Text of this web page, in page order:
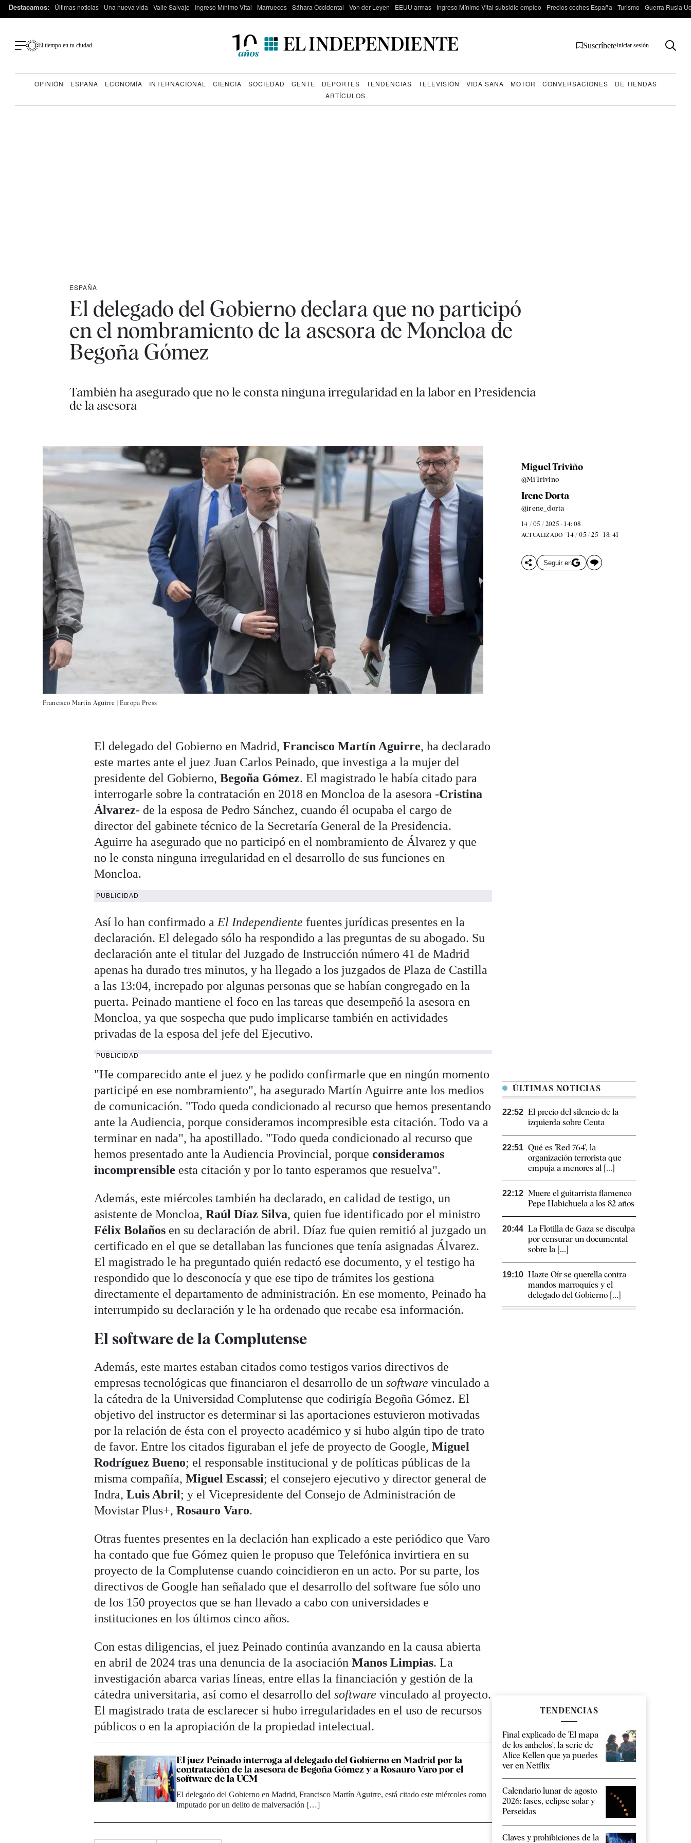
Destacamos: Últimas noticias Una nueva vida Valle Salvaje Ingreso Mínimo Vital Marruecos Sáhara Occidental Von der Leyen EEUU armas Ingreso Mínimo Vital subsidio empleo Precios coches España Turismo Guerra Rusia
El tiempo en tu ciudad SuscríbeteIniciar sesión
OPINIÓN ESPAÑA ECONOMÍA INTERNACIONAL CIENCIA SOCIEDAD GENTE DEPORTES TENDENCIAS TELEVISIÓN VIDA SANA MOTOR CONVERSACIONES
DE TIENDAS
ARTÍCULOS
ESPAÑA
El delegado del Gobierno declara que no participó
en el nombramiento de la asesora de Moncloa de
Begoña Gómez
También ha asegurado que no le consta ninguna irregularidad en la labor en Presidencia
de la asesora
Francisco Martín Aguirre | Europa Press
Miguel Triviño
@MiTrivino
Irene Dorta
@irene_dorta
14 / 05 / 2025 - 14: 08
ACTUALIZADO 14 / 05 / 25 - 18: 41
Seguir en
El delegado del Gobierno en Madrid,Francisco Martín Aguirre, ha declarado
este martes ante el juez Juan Carlos Peinado, que investiga a la mujer del
presidente del Gobierno,Begoña Gómez. El magistrado le había citado para
interrogarle sobre la contratación en 2018 en Moncloa de la asesora -Cristina
Álvarez- de la esposa de Pedro Sánchez, cuando él ocupaba el cargo de
director del gabinete técnico de la Secretaría General de la Presidencia.
Aguirre ha asegurado que no participó en el nombramiento de Álvarez y que
no le consta ninguna irregularidad en el desarrollo de sus funciones en
Moncloa.
PUBLICIDAD
Así lo han confirmado a El Independiente fuentes jurídicas presentes en la
declaración. El delegado sólo ha respondido a las preguntas de su abogado. Su
declaración ante el titular del Juzgado de Instrucción número 41 de Madrid
apenas ha durado tres minutos, y ha llegado a los juzgados de Plaza de Castilla
a las 13:04, increpado por algunas personas que se habían congregado en la
puerta. Peinado mantiene el foco en las tareas que desempeñó la asesora en
Moncloa, ya que sospecha que pudo implicarse también en actividades
privadas de la esposa del jefe del Ejecutivo.
PUBLICIDAD
"He comparecido ante el juez y he podido confirmarle que en ningún momento
participé en ese nombramiento", ha asegurado Martín Aguirre ante los medios
de comunicación. "Todo queda condicionado al recurso que hemos presentando
ante la Audiencia, porque consideramos incompresible esta citación. Todo va a
terminar en nada", ha apostillado. "Todo queda condicionado al recurso que
hemos presentado ante la Audiencia Provincial, porqueconsideramos
incomprensible esta citación y por lo tanto esperamos que resuelva".
Además, este miércoles también ha declarado, en calidad de testigo, un
asistente de Moncloa,Raúl Díaz Silva, quien fue identificado por el ministro
Félix Bolaños en su declaración de abril. Díaz fue quien remitió al juzgado un
certificado en el que se detallaban las funciones que tenía asignadas Álvarez.
El magistrado le ha preguntado quién redactó ese documento, y el testigo ha
respondido que lo desconocía y que ese tipo de trámites los gestiona
directamente el departamento de administración. En ese momento, Peinado ha
interrumpido su declaración y le ha ordenado que recabe esa información.
El software de la Complutense
Además, este martes estaban citados como testigos varios directivos de
empresas tecnológicas que financiaron el desarrollo de unsoftwarevinculado a
la cátedra de la Universidad Complutense que codirigía Begoña Gómez. El
objetivo del instructor es determinar si las aportaciones estuvieron motivadas
por la relación de ésta con el proyecto académico y si hubo algún tipo de trato
de favor. Entre los citados figuraban el jefe de proyecto de Google,Miguel
Rodríguez Bueno; el responsable institucional y de políticas públicas de la
misma compañía,Miguel Escassi; el consejero ejecutivo y director general de
Indra,Luis Abril; y el Vicepresidente del Consejo de Administración de
Movistar Plus+,Rosauro Varo.
Otras fuentes presentes en la declación han explicado a este periódico que Varo
ha contado que fue Gómez quien le propuso que Telefónica invirtiera en su
proyecto de la Complutense cuando coincidieron en un acto. Por su parte, los
directivos de Google han señalado que el desarrollo del software fue sólo uno
de los 150 proyectos que se han llevado a cabo con universidades e
instituciones en los últimos cinco años.
Con estas diligencias, el juez Peinado continúa avanzando en la causa abierta
en abril de 2024 tras una denuncia de la asociaciónManos Limpias. La
investigación abarca varias líneas, entre ellas la financiación y gestión de la
cátedra universitaria, así como el desarrollo delsoftwarevinculado al proyecto.
El magistrado trata de esclarecer si hubo irregularidades en el uso de recursos
públicos o en la apropiación de la propiedad intelectual.
El juez Peinado interroga al delegado del Gobierno en Madrid por la
contratación de la asesora de Begoña Gómez y a Rosauro Varo por el
software de la UCM
El delegado del Gobierno en Madrid, Francisco Martín Aguirre, está citado este miércoles como
imputado por un delito de malversación […]
ÚLTIMAS NOTICIAS
22:52 El precio del silencio de la
izquierda sobre Ceuta
22:51 Qué es 'Red 764', la
organización terrorista que
empuja a menores al [...]
22:12 Muere el guitarrista flamenco
Pepe Habichuela a los 82 años
20:44 La Flotilla de Gaza se disculpa
por censurar un documental
sobre la [...]
19:10 Hazte Oír se querella contra
mandos marroquíes y el
delegado del Gobierno [...]
TENDENCIAS
Final explicado de 'El mapa
de los anhelos', la serie de
Alice Kellen que ya puedes
ver en Netflix
Calendario lunar de agosto
2026: fases, eclipse solar y
Perseidas
Claves y prohibiciones de la